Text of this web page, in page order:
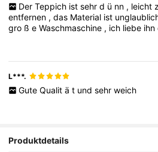
Der Teppich ist sehr d ü nn , leicht
entfernen ,das Material ist
gro ßeWaschmaschine , ich liebe ihn
L***.
Gute Qualit ä t und sehr weich
Produktdetails